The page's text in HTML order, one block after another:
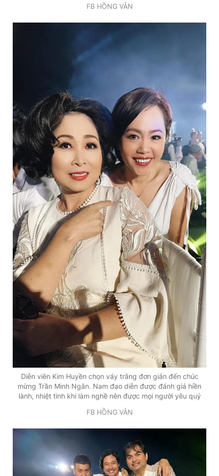
FB HỒNG VÂN
Diễn viên Kim Huyền chọn váy trắng đơn giản đến chúc
mừng Trần Minh Ngân. Nam đạo diễn được đánh giá hiền
lành, nhiệt tình khi làm nghề nên được mọi người yêu quý
FB HỒNG VÂN